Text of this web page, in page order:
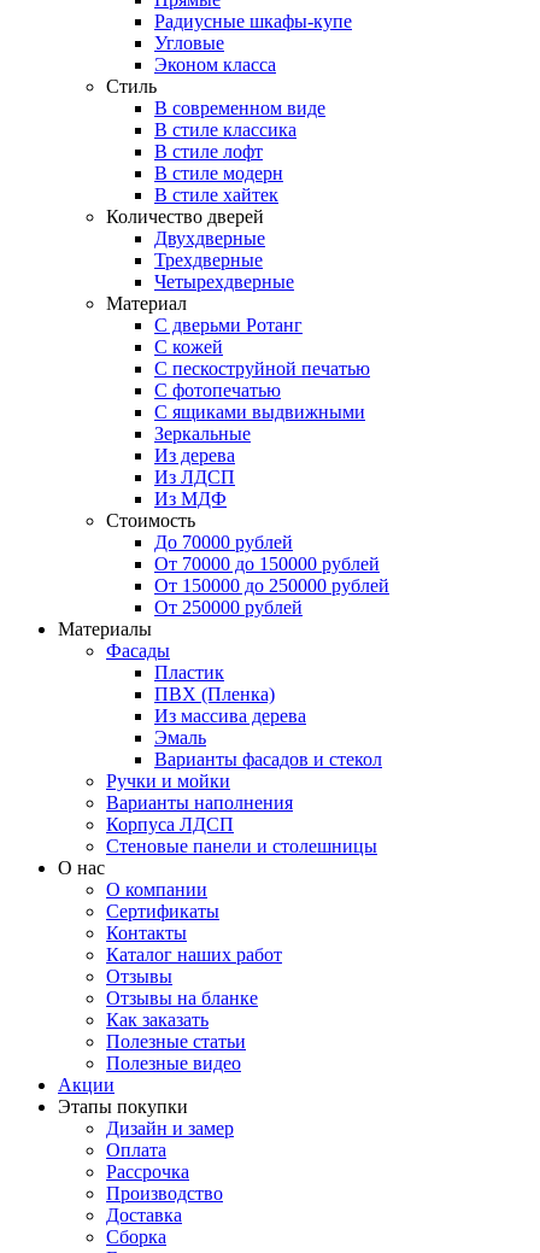
Радиусные шкафы-купе
Угловые
Эконом класса
Стиль
В современном виде
В стиле классика
В стиле лофт
В стиле модерн
В стиле хайтек
Количество дверей
Двухдверные
Трехдверные
Четырехдверные
Материал
C дверьми Ротанг
C кожей
C пескоструйной печатью
C фотопечатью
C ящиками выдвижными
Зеркальные
Из дерева
Из ЛДСП
Из МДФ
Стоимость
До 70000 рублей
От 70000 до 150000 рублей
От 150000 до 250000 рублей
От 250000 рублей
Материалы
Фасады
Пластик
ПВХ (Пленка)
Из массива дерева
Эмаль
Варианты фасадов и стекол
Ручки и мойки
Варианты наполнения
Корпуса ЛДСП
Стеновые панели и столешницы
О нас
О компании
Сертификаты
Контакты
Каталог наших работ
Отзывы
Отзывы на бланке
Как заказать
Полезные статьи
Полезные видео
Акции
Этапы покупки
Дизайн и замер
Оплата
Рассрочка
Производство
Доставка
Сборка